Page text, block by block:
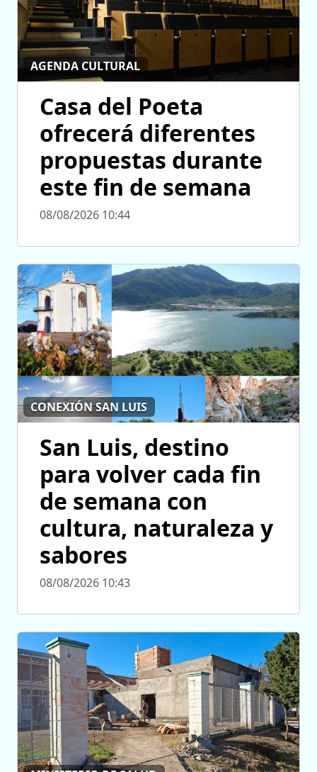
AGENDA CULTURAL
Casa del Poeta
ofrecerá diferentes
propuestas durante
este fin de semana
08/08/2026 10:44
CONEXIÓN SAN LUIS
San Luis, destino
para volver cada fin
de semana con
cultura, naturaleza y
sabores
08/08/2026 10:43